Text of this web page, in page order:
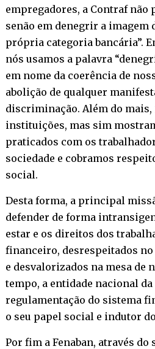
empregadores, a Contraf não
senão em denegrir a imagem
própria categoria bancária”.
nós usamos a palavra
em nome da coerência de
abolição de qualquer
discriminação. Além do mais,
instituições, mas sim
praticados com os
sociedade e cobramos
social.
Desta forma, a principal
defender de forma
estar e os direitos dos
financeiro, desrespeitados
e desvalorizados na mesa de
tempo, a entidade nacional
regulamentação do sistema
o seu papel social e indutor
Por fim a Fenaban, através do